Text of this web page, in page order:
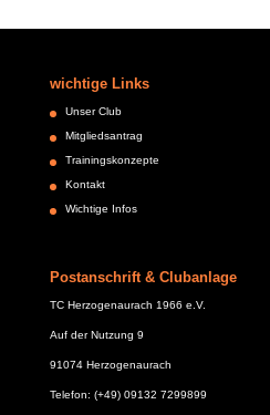
wichtige Links
Unser Club
Mitgliedsantrag
Trainingskonzepte
Kontakt
Wichtige Infos
Postanschrift & Clubanlage
TC Herzogenaurach 1966 e.V.
Auf der Nutzung 9
91074 Herzogenaurach
Telefon: (+49) 09132 7299899